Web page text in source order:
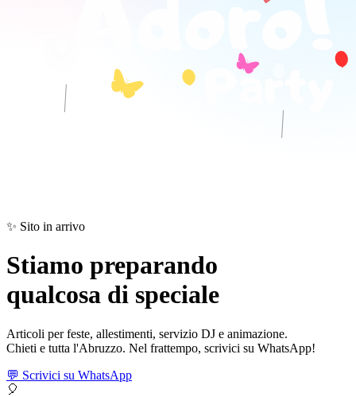
✨ Sito in arrivo
Stiamo preparando
qualcosa di speciale
Articoli per feste, allestimenti, servizio DJ e animazione.
Chieti e tutta l'Abruzzo. Nel frattempo, scrivici su WhatsApp!
💬 Scrivici su WhatsApp
🎈